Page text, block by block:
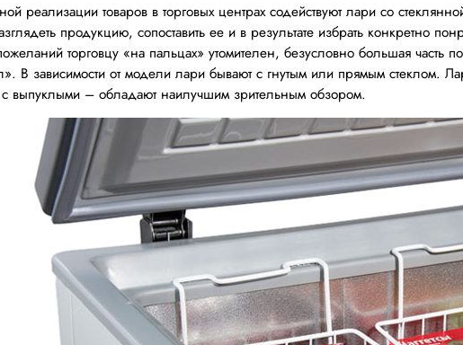
реализации товаров в торговых центрах содействуют лари со
продукцию, сопоставить ее и в результате избрать конкретно
торговцу «на пальцах» утомителен, безусловно большая
В зависимости от модели лари бывают с гнутым или прямым стеклом.
выпуклыми – обладают наилучшим зрительным обзором.